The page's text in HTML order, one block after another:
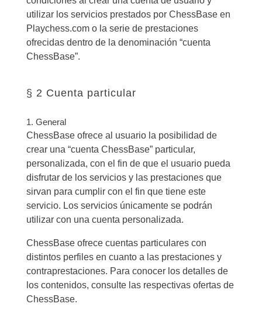
utilizar los servicios prestados por ChessBase en
Playchess.com o la serie de prestaciones
ofrecidas dentro de la denominación “cuenta
ChessBase”.
§ 2 Cuenta particular
1. General
ChessBase ofrece al usuario la posibilidad de
crear una “cuenta ChessBase” particular,
personalizada, con el fin de que el usuario pueda
disfrutar de los servicios y las prestaciones que
sirvan para cumplir con el fin que tiene este
servicio. Los servicios únicamente se podrán
utilizar con una cuenta personalizada.
ChessBase ofrece cuentas particulares con
distintos perfiles en cuanto a las prestaciones y
contraprestaciones. Para conocer los detalles de
los contenidos, consulte las respectivas ofertas de
ChessBase.